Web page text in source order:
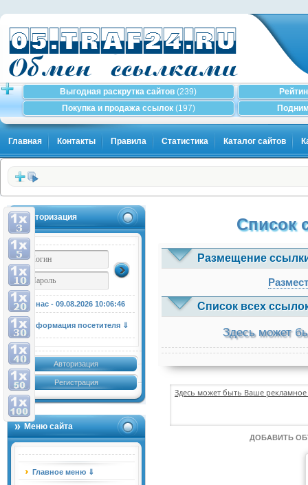
Выгодная раскрутка сайтов (239)
Покупка и продажа ссылок (197)
Главная Контакты Правила Статистика Каталог сайтов
Авторизация
У нас - 09.08.2026 10:06:46
Информация посетителя ⇓
Авторизация
Регистрация
Меню сайта
Главное меню ⇓
Список
Размещение
Список всех
Здесь может
Здесь может быть Ваше
ДОБАВИТЬ